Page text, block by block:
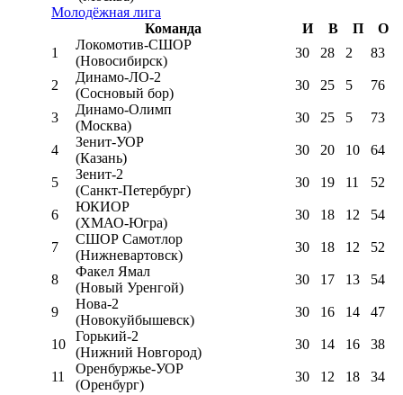
Молодёжная лига
Команда
И В П
О
1
Локомотив-CШОР
(Новосибирск)
30 28 2 83
2
Динамо-ЛО-2
(Сосновый бор)
30 25 5 76
3
Динамо-Олимп
(Москва)
30 25 5 73
4
Зенит-УОР
(Казань)
30 20 10 64
5
Зенит-2
(Санкт-Петербург)
30 19 11 52
6
ЮКИОР
(ХМАО-Югра)
30 18 12 54
7
СШОР Самотлор
(Нижневартовск)
30 18 12 52
8
Факел Ямал
(Новый Уренгой)
30 17 13 54
9
Нова-2
(Новокуйбышевск)
30 16 14 47
10
Горький-2
(Нижний Новгород)
30 14 16 38
11
Оренбуржье-УОР
(Оренбург)
30 12 18 34